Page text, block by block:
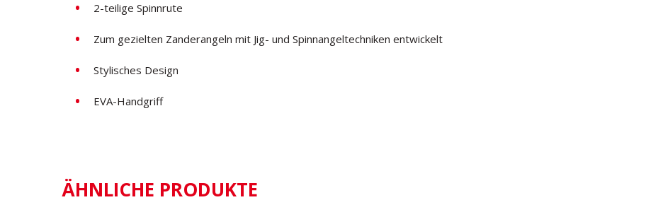
2-teilige Spinnrute
Zum gezielten Zanderangeln mit Jig- und Spinnangeltechniken entwickelt
Stylisches Design
EVA-Handgriff
ÄHNLICHE PRODUKTE